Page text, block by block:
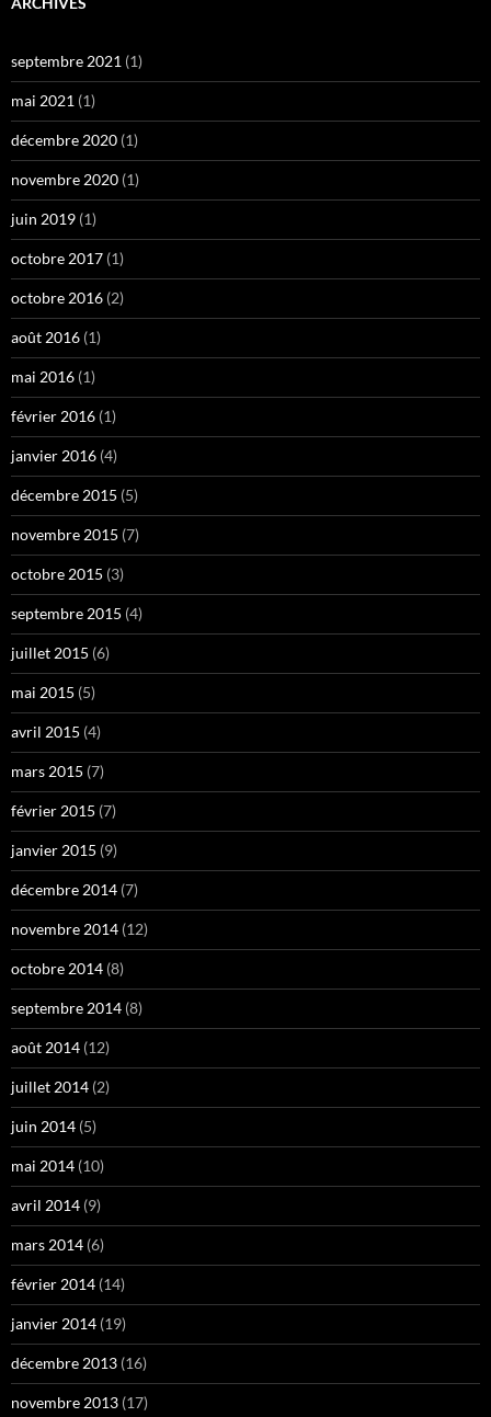
septembre 2021 (1)
mai 2021 (1)
décembre 2020 (1)
novembre 2020 (1)
juin 2019 (1)
octobre 2017 (1)
octobre 2016 (2)
août 2016 (1)
mai 2016 (1)
février 2016 (1)
janvier 2016 (4)
décembre 2015 (5)
novembre 2015 (7)
octobre 2015 (3)
septembre 2015 (4)
juillet 2015 (6)
mai 2015 (5)
avril 2015 (4)
mars 2015 (7)
février 2015 (7)
janvier 2015 (9)
décembre 2014 (7)
novembre 2014 (12)
octobre 2014 (8)
septembre 2014 (8)
août 2014 (12)
juillet 2014 (2)
juin 2014 (5)
mai 2014 (10)
avril 2014 (9)
mars 2014 (6)
février 2014 (14)
janvier 2014 (19)
décembre 2013 (16)
novembre 2013 (17)